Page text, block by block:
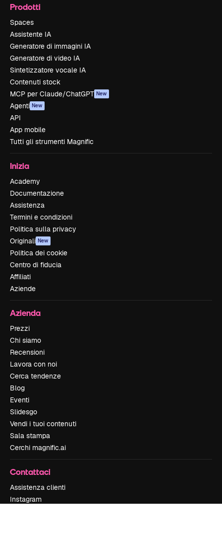
Prodotti
Spaces
Assistente IA
Generatore di immagini IA
Generatore di video IA
Sintetizzatore vocale IA
Contenuti stock
MCP per Claude/ChatGPT New
Agenti New
API
App mobile
Tutti gli strumenti Magnific
Inizia
Academy
Documentazione
Assistenza
Termini e condizioni
Politica sulla privacy
Originali New
Politica dei cookie
Centro di fiducia
Affiliati
Aziende
Azienda
Prezzi
Chi siamo
Recensioni
Lavora con noi
Cerca tendenze
Blog
Eventi
Slidesgo
Vendi i tuoi contenuti
Sala stampa
Cerchi magnific.ai
Contattaci
Assistenza clienti
Instagram